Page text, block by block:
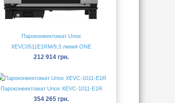
Пароконвектомат Unox
XEVC0511E1RM/9,3 линия ONE
212 914 грн.
Пароконвектомат Unox XEVC-1011-E1R
354 265 грн.